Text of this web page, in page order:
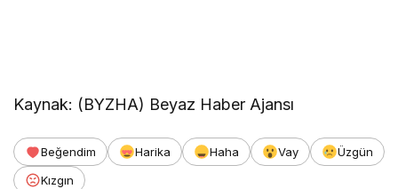
Kaynak: (BYZHA) Beyaz Haber Ajansı
Beğendim Harika Haha Vay
Üzgün
Kızgın